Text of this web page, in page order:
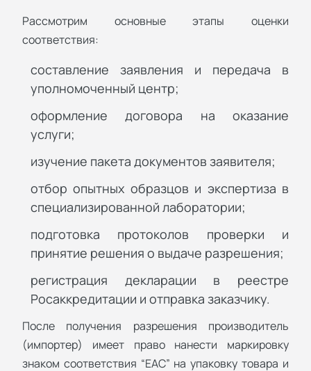
Рассмотрим основные этапы оценки
соответствия:
составление заявления и передача в
уполномоченный центр;
оформление договора на оказание
услуги;
изучение пакета документов заявителя;
отбор опытных образцов и экспертиза в
специализированной лаборатории;
подготовка протоколов проверки и
принятие решения о выдаче разрешения;
регистрация декларации в реестре
Росаккредитации и отправка заказчику.
После получения разрешения производитель
(импортер) имеет право нанести маркировку
знаком соответствия “ЕАС” на упаковку товара и